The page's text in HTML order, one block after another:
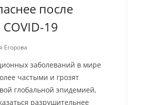
после
19
Егорова
заболеваний в мире
частыми и грозят
глобальной эпидемией,
разрушительнее